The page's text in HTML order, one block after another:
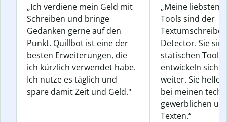
„Ich verdiene mein Geld mit
Schreiben und bringe
Gedanken gerne auf den
Punkt. Quillbot ist eine der
besten Erweiterungen, die
ich kürzlich verwendet habe.
Ich nutze es täglich und
spare damit Zeit und Geld."
„Meine liebsten
Tools sind der
Detector. Sie
statischen
entwickeln sich
weiter. Sie
bei meinen
gewerblichen
Texten.“